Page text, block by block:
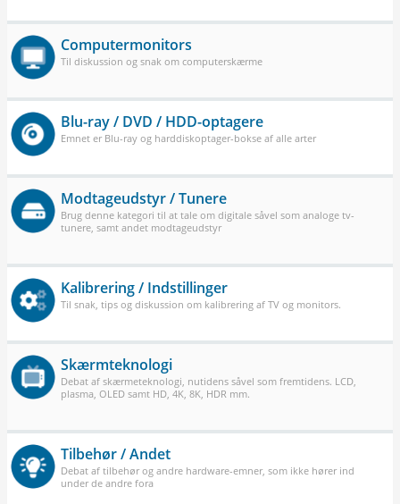
Computermonitors
Til diskussion og snak om computerskærme
Blu-ray / DVD / HDD-optagere
Emnet er Blu-ray og harddiskoptager-bokse af alle arter
Modtageudstyr / Tunere
Brug denne kategori til at tale om digitale såvel som analoge tv-
tunere, samt andet modtageudstyr
Kalibrering / Indstillinger
Til snak, tips og diskussion om kalibrering af TV og monitors.
Skærmteknologi
Debat af skærmeteknologi, nutidens såvel som fremtidens. LCD,
plasma, OLED samt HD, 4K, 8K, HDR mm.
Tilbehør / Andet
Debat af tilbehør og andre hardware-emner, som ikke hører ind
under de andre fora